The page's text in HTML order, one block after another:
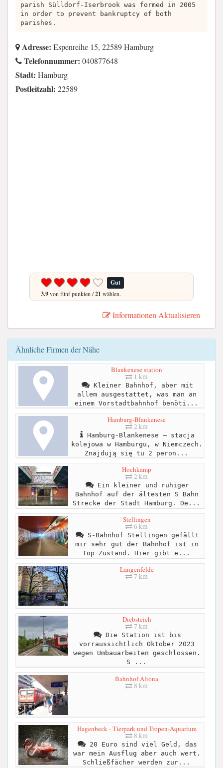
parish Sülldorf-Iserbrook was formed in 2005
in order to prevent bankruptcy of both
parishes.
Adresse: Espenreihe 15, 22589 Hamburg
Telefonnummer: 040877648
Stadt: Hamburg
Postleitzahl: 22589
Gut
3.9von fünf punkten /21 wählen.
Informationen Aktualisieren
Ähnliche Firmen der Nähe
Blankenese station
1 km
Kleiner Bahnhof, aber mit
allem ausgestattet, was man an
einem Vorstadtbahnhof benöti...
Hamburg-Blankenese
2 km
Hamburg-Blankenese – stacja
kolejowa w Hamburgu, w Niemczech.
Znajdują się tu 2 peron...
Hochkamp
2 km
Ein kleiner und ruhiger
Bahnhof auf der ältesten S Bahn
Strecke der Stadt Hamburg. De...
Stellingen
6 km
S-Bahnhof Stellingen gefällt
mir sehr gut der Bahnhof ist in
Top Zustand. Hier gibt e...
Langenfelde
7 km
Diebsteich
7 km
Die Station ist bis
vorraussichtlich Oktober 2023
wegen Umbauarbeiten geschlossen.
S ...
Bahnhof Altona
8 km
Hagenbeck - Tierpark und Tropen-Aquarium
8 km
20 Euro sind viel Geld, das
war mein Ausflug aber auch wert.
Schließfächer werden zur...